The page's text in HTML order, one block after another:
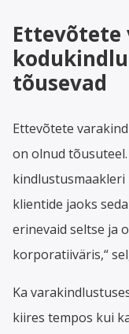
Ettevõtete
tõusevad
Ettevõtete
on olnud
kindlustusmaakleri
klientide jaoks
erinevaid seltse ja
korporatiiväris,“
Ka
kiires tempos kui